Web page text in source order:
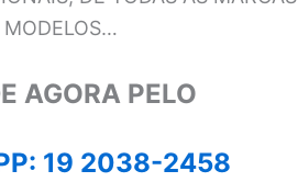
MODELOS…
AGORA PELO
19 2038-2458